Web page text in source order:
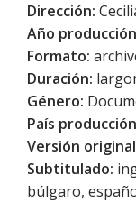
Dirección:
Año
Formato:
Duración:
Género:
País
Versión
Subtitulado:
búlgaro,